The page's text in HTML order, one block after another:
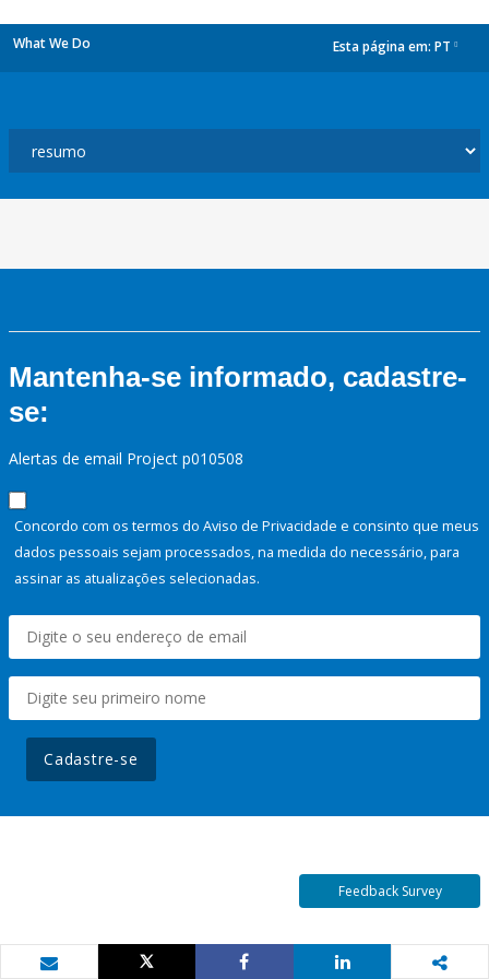
What We Do Esta página em: PT
Mantenha-se informado, cadastre-
se:
Alertas de email Project p010508
Concordo com os termos do Aviso de Privacidade e consinto que meus
dados pessoais sejam processados, na medida do necessário, para
assinar as atualizações selecionadas.
Cadastre-se
Feedback Survey